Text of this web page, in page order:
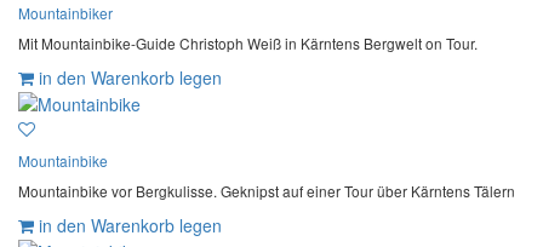
Mountainbiker
Mit Mountainbike-Guide Christoph Weiß in Kärntens Bergwelt on Tour.
in den Warenkorb legen
Mountainbike
Mountainbike vor Bergkulisse. Geknipst auf einer Tour über Kärntens Tälern
in den Warenkorb legen